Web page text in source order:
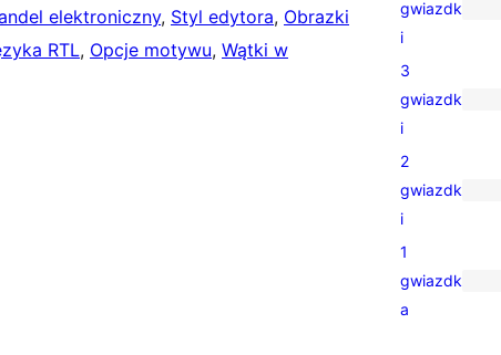
elektroniczny, Styl edytora, Obrazki
RTL, Opcje motywu, Wątki w
gwiazdkowych
0
recenzji
4-
gwiazdkowych
gwiazdk
i
0
recenzji
3-
gwiazdkowych
3
gwiazdk
i
0
recenzji
2-
gwiazdkowych
2
gwiazdk
i
0
recenzji
1
gwiazdk
a